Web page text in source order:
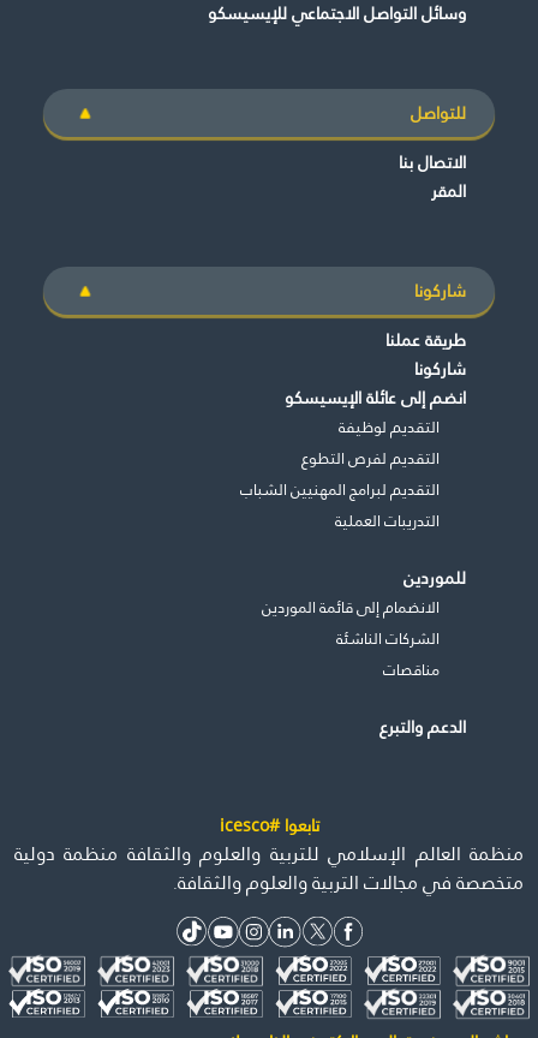
وسائل التواصل الاجتماعي للإيسيسكو
للتواصل
الاتصال بنا
المقر
شاركونا
طريقة عملنا
شاركونا
انضم إلى عائلة الإيسيسكو
التقديم لوظيفة
التقديم لفرص التطوع
التقديم لبرامج المهنيين الشباب
التدريبات العملية
للموردين
الانضمام إلى قائمة الموردين
الشركات الناشئة
مناقصات
الدعم والتبرع
تابعوا #icesco
منظمة العالم الإسلامي للتربية والعلوم والثقافة منظمة دولية
متخصصة في مجالات التربية والعلوم والثقافة.